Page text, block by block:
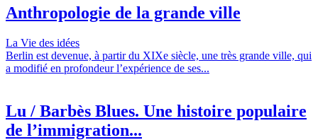
Anthropologie de la grande ville
La Vie des idées
Berlin est devenue, à partir du XIXe siècle, une très grande ville, qui
a modifié en profondeur l’expérience de ses...
Lu / Barbès Blues. Une histoire populaire
de l’immigration...